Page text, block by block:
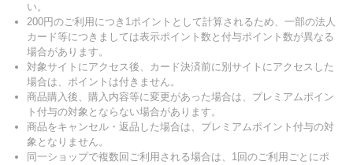
い。
200円のご利用につき1ポイントとして計算されるため、一部の法人
カード等につきましては表示ポイント数と付与ポイント数が異なる
場合があります。
対象サイトにアクセス後、カード決済前に別サイトにアクセスした
場合は、ポイントは付きません。
商品購入後、購入内容等に変更があった場合は、プレミアムポイン
ト付与の対象とならない場合があります。
商品をキャンセル・返品した場合は、プレミアムポイント付与の対
象となりません。
同一ショップで複数回ご利用される場合は、1回のご利用ごとにポ